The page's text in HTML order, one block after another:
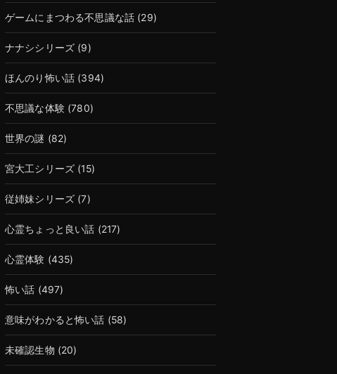
ゲームにまつわる不思議な話 (29)
ナナシシリーズ (9)
ほんのり怖い話 (394)
不思議な体験(780)
世界の謎 (82)
宮大工シリーズ (15)
従姉妹シリーズ (7)
心霊ちょっと良い話 (217)
心霊体験 (435)
怖い話 (497)
意味がわかると怖い話 (58)
未確認生物 (20)